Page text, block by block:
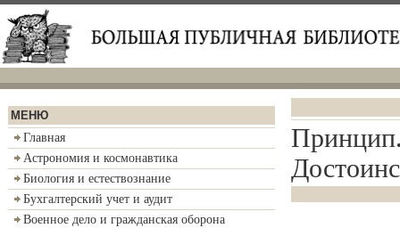
МЕНЮ
Главная
Астрономия и космонавтика
Биология и естествознание
Бухгалтерский учет и аудит
Военное дело и гражданская оборона